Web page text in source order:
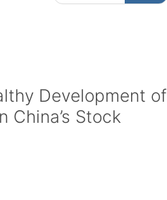
Development of
China’s Stock